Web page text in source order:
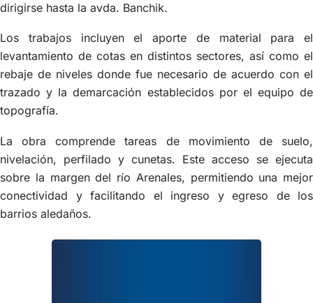
dirigirse hasta la avda. Banchik.
Los trabajos incluyen el aporte de material para el
levantamiento de cotas en distintos sectores, así como el
rebaje de niveles donde fue necesario de acuerdo con el
trazado y la demarcación establecidos por el equipo de
topografía.
La obra comprende tareas de movimiento de suelo,
nivelación, perfilado y cunetas. Este acceso se ejecuta
sobre la margen del río Arenales, permitiendo una mejor
conectividad y facilitando el ingreso y egreso de los
barrios aledaños.